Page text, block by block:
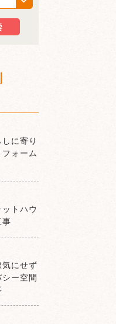
に寄り
ォーム
トハウ
にせず
ー空間